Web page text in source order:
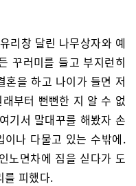
리창 달린 나무상자와 예
꾸러미를 들고 부지런히
혼을 하고 나이가 들면 저
부터 뻔뻔한 지 알 수 없
기서 말대꾸를 해봤자 손
나 다물고 있는 수밖에.
노면차에 짐을 싣다가 도
를 피했다.